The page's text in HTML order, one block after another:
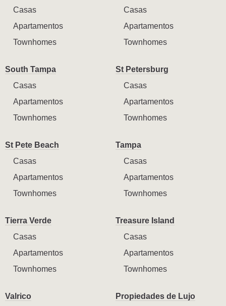
Casas
Apartamentos
Townhomes
Casas
Apartamentos
Townhomes
South Tampa
Casas
Apartamentos
Townhomes
St Petersburg
Casas
Apartamentos
Townhomes
St Pete Beach
Casas
Apartamentos
Townhomes
Tampa
Casas
Apartamentos
Townhomes
Tierra Verde
Casas
Apartamentos
Townhomes
Treasure Island
Casas
Apartamentos
Townhomes
Valrico
Propiedades de Lujo